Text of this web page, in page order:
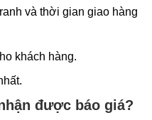
và thời gian giao hàng
khách hàng.
được báo giá?